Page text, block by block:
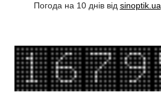
Погода на 10 днів від sinoptik.ua